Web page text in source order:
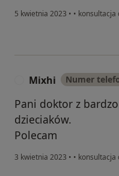
5 kwietnia 2023 • • konsultacja
Mixhi Numer
Pani doktor z
dzieciaków.
Polecam
3 kwietnia 2023 • • konsultacja